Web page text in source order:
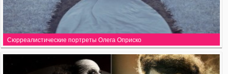
Сюрреалистические портреты Олега Оприско